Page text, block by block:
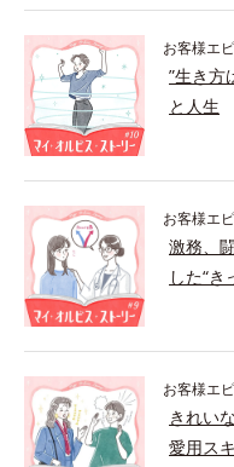
お客様エ
”生き方
と人生
お客様エ
激務、
した“き
お客様エ
きれい
愛用ス